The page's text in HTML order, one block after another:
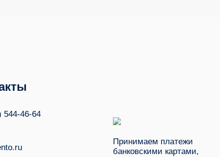
544-46-64
Принимаем платежи
банковскими картами,